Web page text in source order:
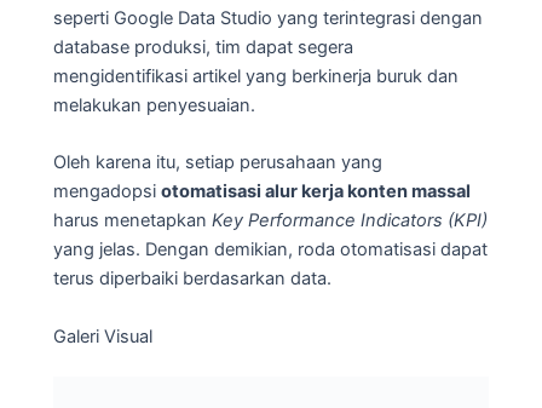
seperti Google Data Studio yang terintegrasi dengan
database produksi, tim dapat segera
mengidentifikasi artikel yang berkinerja buruk dan
melakukan penyesuaian.
Oleh karena itu, setiap perusahaan yang
mengadopsi otomatisasi alur kerja konten massal
harus menetapkan Key Performance Indicators (KPI)
yang jelas. Dengan demikian, roda otomatisasi dapat
terus diperbaiki berdasarkan data.
Galeri Visual